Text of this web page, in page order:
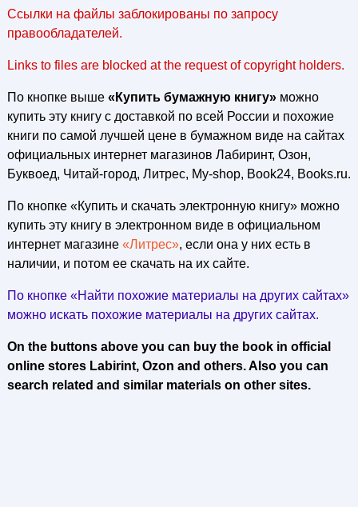
Ссылки на файлы заблокированы по запросу
правообладателей.
Links to files are blocked at the request of copyright holders.
По кнопке выше «Купить бумажную книгу»можно
купить эту книгу с доставкой по всей России и похожие
книги по самой лучшей цене в бумажном виде на сайтах
официальных интернет магазинов Лабиринт, Озон,
Буквоед, Читай-город, Литрес, My-shop, Book24, Books.ru.
По кнопке «Купить и скачать электронную книгу» можно
купить эту книгу в электронном виде в официальном
интернет магазине «Литрес», если она у них есть в
наличии, и потом ее скачать на их сайте.
По кнопке «Найти похожие материалы на других сайтах»
можно искать похожие материалы на других сайтах.
On the buttons above you can buy the book in official
online stores Labirint, Ozon and others. Also you can
search related and similar materials on other sites.